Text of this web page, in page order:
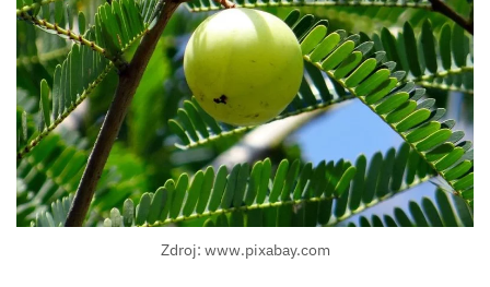
Zdroj: www.pixabay.com